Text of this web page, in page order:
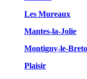
Les Mureaux
Mantes-la-Jolie
Montigny-le-
Plaisir